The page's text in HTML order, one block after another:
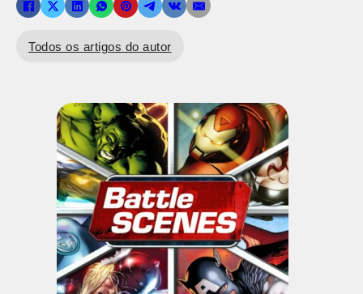
Todos os artigos do autor